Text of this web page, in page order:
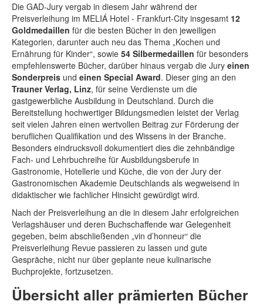
Die GAD-Jury vergab in diesem Jahr während der
Preisverleihung im MELIÁ Hotel - Frankfurt-City insgesamt 12
Goldmedaillen für die besten Bücher in den jeweiligen
Kategorien, darunter auch neu das Thema „Kochen und
Ernährung für Kinder“, sowie 54 Silbermedaillen für besonders
empfehlenswerte Bücher, darüber hinaus vergab die Jury einen
Sonderpreis und einen Special Award. Dieser ging an den
Trauner Verlag, Linz, für seine Verdienste um die
gastgewerbliche Ausbildung in Deutschland. Durch die
Bereitstellung hochwertiger Bildungsmedien leistet der Verlag
seit vielen Jahren einen wertvollen Beitrag zur Förderung der
beruflichen Qualifikation und des Wissens in der Branche.
Besonders eindrucksvoll dokumentiert dies die zehnbändige
Fach- und Lehrbuchreihe für Ausbildungsberufe in
Gastronomie, Hotellerie und Küche, die von der Jury der
Gastronomischen Akademie Deutschlands als wegweisend in
didaktischer wie fachlicher Hinsicht gewürdigt wird.
Nach der Preisverleihung an die in diesem Jahr erfolgreichen
Verlagshäuser und deren Buchschaffende war Gelegenheit
gegeben, beim abschließenden „vin d’honneur“ die
Preisverleihung Revue passieren zu lassen und gute
Gespräche, nicht nur über geplante neue kulinarische
Buchprojekte, fortzusetzen.
Übersicht aller prämierten Bücher